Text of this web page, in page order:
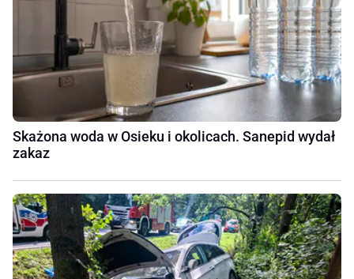
Skażona woda w Osieku i okolicach. Sanepid wydał
zakaz